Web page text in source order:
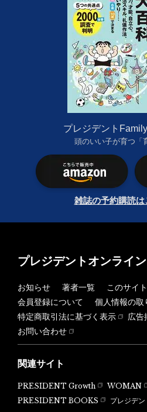
プレジデント
頭のいい子が育つ「
雑誌の予約購読は
プレジデントオンライ
お知らせ 著者一覧
このサイ
会員登録について
個人情報の取
特定商取引法に基づく表示
広告
お問い合わせ
関連サイト
PRESIDENT Growth WOMAN
PRESIDENT BOOKS
プレジデ